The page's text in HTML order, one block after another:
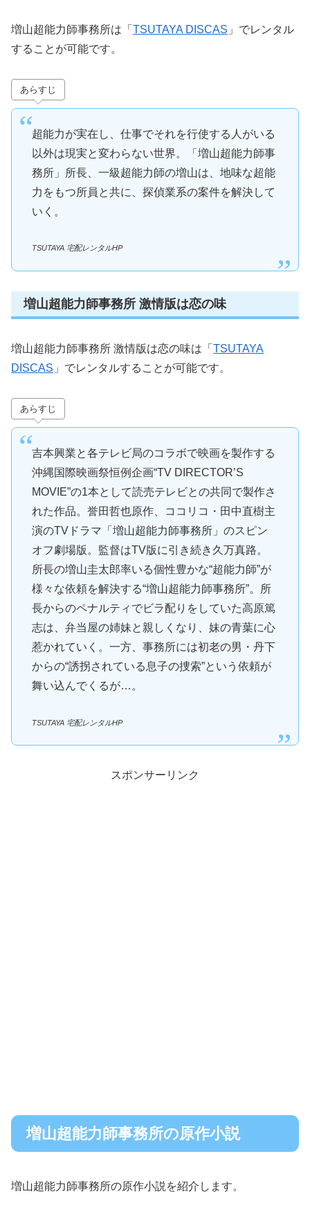
増山超能力師事務所は「 TSUTAYA DISCAS 」でレンタル
することが可能です。
あらすじ
超能力が実在し、仕事でそれを行使する人がいる
以外は現実と変わらない世界。「増山超能力師事
務所」所長、一級超能力師の増山は、地味な超能
力をもつ所員と共に、探偵業系の案件を解決して
いく。
TSUTAYA 宅配レンタルHP
増山超能力師事務所 激情版は恋の味
増山超能力師事務所 激情版は恋の味は「 TSUTAYA
DISCAS 」でレンタルすることが可能です。
あらすじ
吉本興業と各テレビ局のコラボで映画を製作する
沖縄国際映画祭恒例企画“TV DIRECTOR’S
MOVIE”の1本として読売テレビとの共同で製作さ
れた作品。誉田哲也原作、ココリコ・田中直樹主
演のTVドラマ「増山超能力師事務所」のスピン
オフ劇場版。監督はTV版に引き続き久万真路。
所長の増山圭太郎率いる個性豊かな“超能力師”が
様々な依頼を解決する“増山超能力師事務所”。所
長からのペナルティでビラ配りをしていた高原篤
志は、弁当屋の姉妹と親しくなり、妹の青葉に心
惹かれていく。一方、事務所には初老の男・丹下
からの“誘拐されている息子の捜索”という依頼が
舞い込んでくるが…。
TSUTAYA 宅配レンタルHP
スポンサーリンク
増山超能力師事務所の原作小説
増山超能力師事務所の原作小説を紹介します。